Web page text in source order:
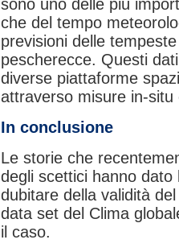
sono uno delle più
che del tempo
previsioni delle
pescherecce. Questi
diverse piattaforme
attraverso misure in-
In conclusione
Le storie che
degli scettici hanno
dubitare della validità
data set del Clima
il caso.